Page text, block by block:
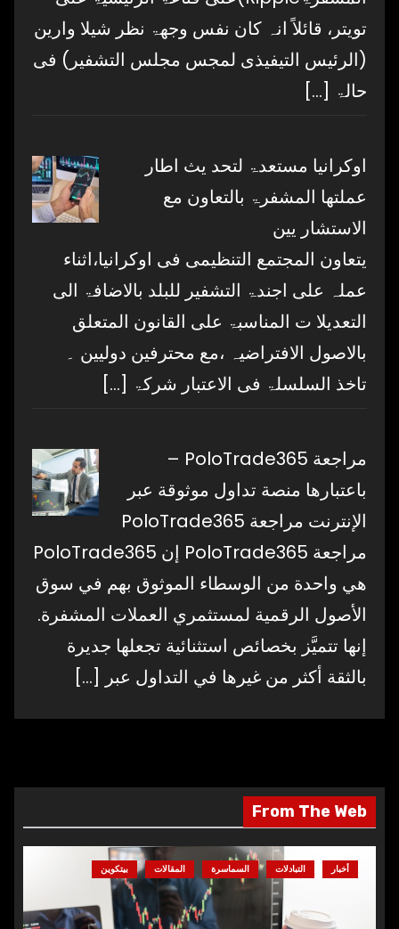
تویتر، قائلاً انہ کان نفس وجھۃ نظر شیلا وارین
(الرئیس التیفیذی لمجس مجلس التشفیر) فی
حالۃ […]
اوکرانیا مستعدۃ لتحد یث اطار
عملتھا المشفرۃ بالتعاون مع
الاستشار یین
یتعاون المجتمع التنظیمی فی اوکرانیا،اثناء
عملہ علی اجندۃ التشفیر للبلد بالاضافۃ الی
التعدیلا ت المناسبۃ علی القانون المتعلق
بالاصول الافتراضیہ ،مع محترفین دولیین ۔
تاخذ السلسلۃ فی الاعتبار شرکۃ […]
مراجعة PoloTrade365 –
باعتبارها منصة تداول موثوقة عبر
الإنترنت مراجعة PoloTrade365
مراجعة PoloTrade365 إن PoloTrade365
هي واحدة من الوسطاء الموثوق بهم في سوق
الأصول الرقمية لمستثمري العملات المشفرة.
إنها تتميَّز بخصائص استثنائية تجعلها جديرة
بالثقة أكثر من غيرها في التداول عبر […]
From The Web
أخبار التبادلات السماسرة المقالات بيتكوين